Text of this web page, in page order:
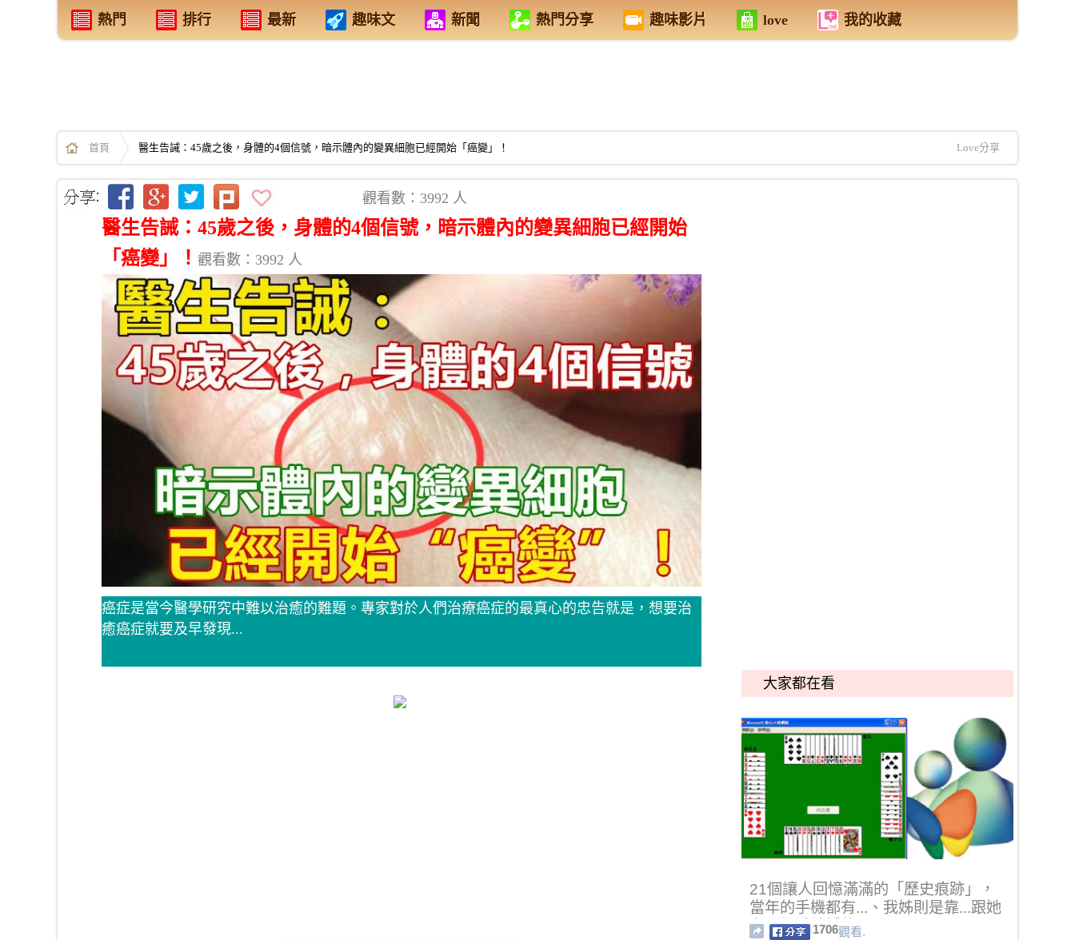
熱門 排行 最新 趣味文 新聞 熱門分享 趣味影片 love 我的收藏
首頁 醫生告誡：45歲之後，身體的4個信號，暗示體內的變異細胞已經開始「癌變」！ Love分享
觀看數：3992 人
醫生告誡：45歲之後，身體的4個信號，暗示體內的變異細胞已經開始
「癌變」！ 觀看數：3992 人
癌症是當今醫學研究中難以治癒的難題。專家對於人們治療癌症的最真心的忠告就是，想要治
癒癌症就要及早發現...
大家都在看
21個讓人回憶滿滿的「歷史痕跡」，
當年的手機都有...、我姊則是靠...跟她
老公認識結婚的...
1706觀看.